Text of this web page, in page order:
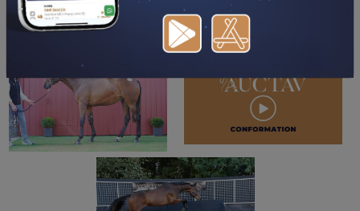
TÉLÉCHARGER LE PDF